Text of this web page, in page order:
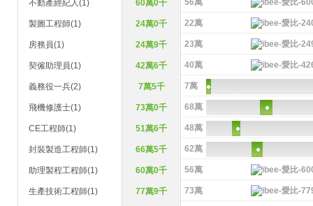
不動產經紀人(1) 60萬0千 56萬
製圖工程師(1) 24萬0千 22萬
房務員(1) 24萬9千 23萬
契僱助理員(1) 42萬6千 40萬
義務役一兵(2) 7萬5千 7萬
飛機修護士(1) 73萬0千 68萬
CE工程師(1) 51萬6千 48萬
封裝製造工程師(1) 66萬5千 62萬
助理製程工程師(1) 60萬0千 56萬
生產技術工程師(1) 77萬9千 73萬